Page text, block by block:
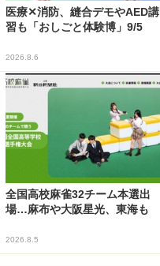
医療✕消防、縫合デモやAED講
習も「おしごと体験博」9/5
2026.8.6
全国高校麻雀32チーム本選出
場…麻布や大阪星光、東海も
2026.8.5